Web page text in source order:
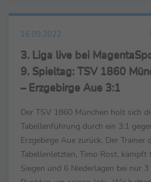
Stimmen zu den
Spieltages...
16.09.2022
3. Liga live bei
9. Spieltag: TSV 1860
– Erzgebirge Aue 3:1
Der TSV 1860 München holt sich
Tabellenführung durch ein 3:1
Erzgebirge Aue zurück. Der Trainer
Tabellenletzten, Timo Rost, kämpft
Siegen und 6 Niederlagen bei nur 3